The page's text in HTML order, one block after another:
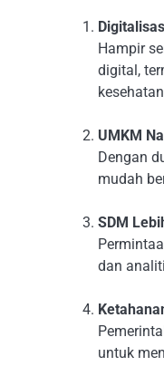
Hampir
digital,
UMKM
Dengan
mudah
SDM
dan
untuk